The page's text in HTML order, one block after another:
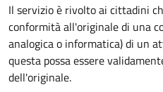
Il servizio è rivolto ai cittadini
conformità all'originale di una
analogica o informatica) di un
questa possa essere
dell'originale.